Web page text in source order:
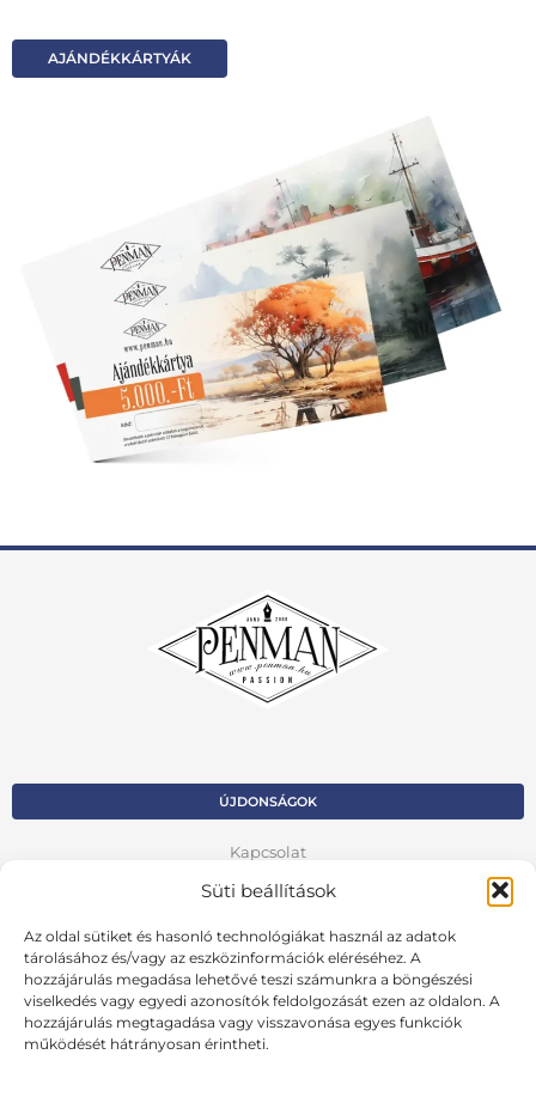
Süti beállítások
Az oldal sütiket és hasonló technológiákat használ az adatok
tárolásához és/vagy az eszközinformációk eléréséhez. A
hozzájárulás megadása lehetővé teszi számunkra a böngészési
viselkedés vagy egyedi azonosítók feldolgozását ezen az oldalon. A
hozzájárulás megtagadása vagy visszavonása egyes funkciók
működését hátrányosan érintheti.
AJÁNDÉKKÁRTYÁK
ÚJDONSÁGOK
Kapcsolat
Kosár
Fiók
Adatvédelmi szabályzat
VISSZA AZ ELŐZŐ OLDALRA